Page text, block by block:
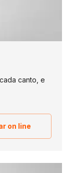
canto, e
on line